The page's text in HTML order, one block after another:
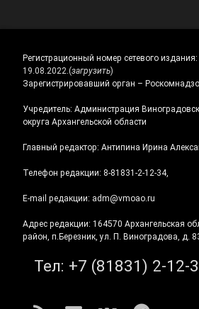
Регистрационный номер сетевого издания:
19.08.2022.(загрузить)
Зарегистрировавший орган –
Учредитель: Администрация
округа Архангельской области
Главный редактор: Антипина Ирина
Телефон редакции: 8-81831-2-12-34,
E-mail редакции: adm@vmoao.ru
Адрес редакции: 164570 Архангельская
район, п.Березник, ул. П. Виноградова, д.
Тел: +7 (81831) 2-12-